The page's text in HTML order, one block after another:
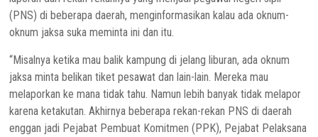
(PNS) di beberapa daerah, menginformasikan kalau ada oknum-
oknum jaksa suka meminta ini dan itu.
“Misalnya ketika mau balik kampung di jelang liburan, ada oknum
jaksa minta belikan tiket pesawat dan lain-lain. Mereka mau
melaporkan ke mana tidak tahu. Namun lebih banyak tidak melapor
karena ketakutan. Akhirnya beberapa rekan-rekan PNS di daerah
enggan jadi Pejabat Pembuat Komitmen (PPK), Pejabat Pelaksana